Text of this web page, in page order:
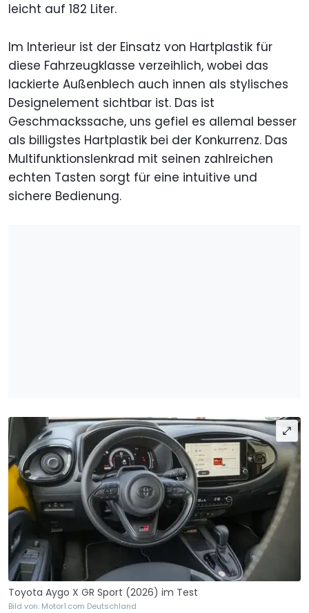
leicht auf 182 Liter.
Im Interieur ist der Einsatz von Hartplastik für
diese Fahrzeugklasse verzeihlich, wobei das
lackierte Außenblech auch innen als stylisches
Designelement sichtbar ist. Das ist
Geschmackssache, uns gefiel es allemal besser
als billigstes Hartplastik bei der Konkurrenz. Das
Multifunktionslenkrad mit seinen zahlreichen
echten Tasten sorgt für eine intuitive und
sichere Bedienung.
Toyota Aygo X GR Sport (2026) im Test
Bild von: Motor1.com Deutschland